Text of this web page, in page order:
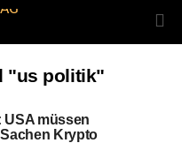
"us politik"
USA müssen
Krypto